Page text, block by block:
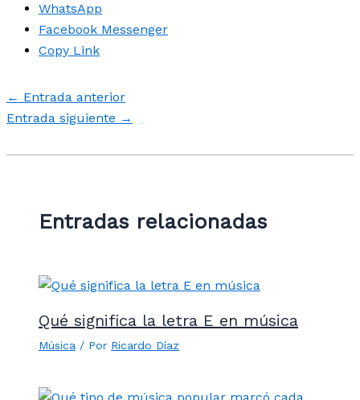
WhatsApp
Facebook Messenger
Copy Link
← Entrada anterior
Entrada siguiente →
Entradas relacionadas
Qué significa la letra E en música
Música / Por Ricardo Díaz